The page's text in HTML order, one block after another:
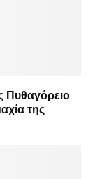
Πυθαγόρειο
της